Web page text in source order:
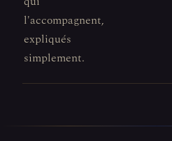
l'accompagnent,
expliqués
simplement.